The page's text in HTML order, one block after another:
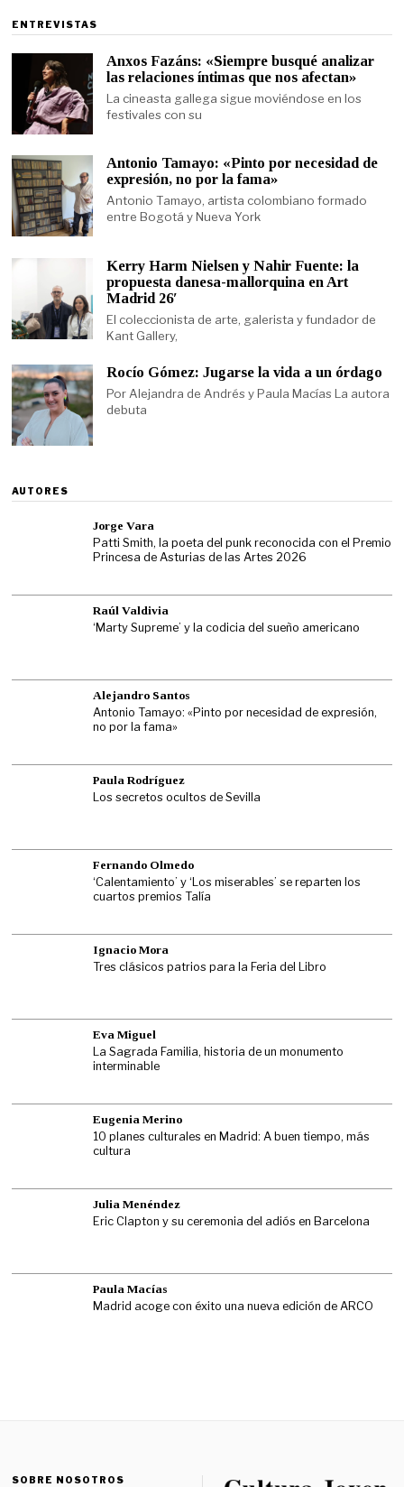
ENTREVISTAS
Anxos Fazáns: «Siempre busqué analizar
las relaciones íntimas que nos afectan»
La cineasta gallega sigue moviéndose en los
festivales con su
Antonio Tamayo: «Pinto por necesidad de
expresión, no por la fama»
Antonio Tamayo, artista colombiano formado
entre Bogotá y Nueva York
Kerry Harm Nielsen y Nahir Fuente: la
propuesta danesa-mallorquina en Art
Madrid 26′
El coleccionista de arte, galerista y fundador de
Kant Gallery,
Rocío Gómez: Jugarse la vida a un órdago
Por Alejandra de Andrés y Paula Macías La autora
debuta
AUTORES
Jorge Vara
Patti Smith, la poeta del punk reconocida con el Premio
Princesa de Asturias de las Artes 2026
Raúl Valdivia
‘Marty Supreme’ y la codicia del sueño americano
Alejandro Santos
Antonio Tamayo: «Pinto por necesidad de expresión,
no por la fama»
Paula Rodríguez
Los secretos ocultos de Sevilla
Fernando Olmedo
‘Calentamiento’ y ‘Los miserables’ se reparten los
cuartos premios Talía
Ignacio Mora
Tres clásicos patrios para la Feria del Libro
Eva Miguel
La Sagrada Familia, historia de un monumento
interminable
Eugenia Merino
10 planes culturales en Madrid: A buen tiempo, más
cultura
Julia Menéndez
Eric Clapton y su ceremonia del adiós en Barcelona
Paula Macías
Madrid acoge con éxito una nueva edición de ARCO
SOBRE NOSOTROS